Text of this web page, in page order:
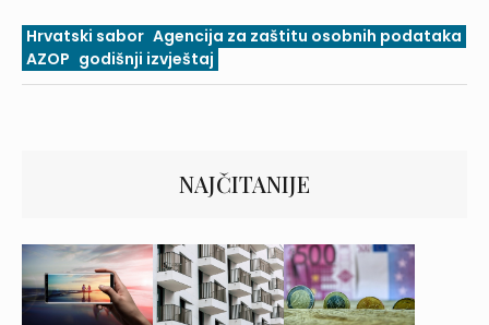
Hrvatski sabor Agencija za zaštitu osobnih podataka
AZOP godišnji izvještaj
NAJČITANIJE